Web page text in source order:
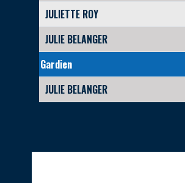
JULIETTE ROY
JULIE BELANGER
Gardien
JULIE BELANGER